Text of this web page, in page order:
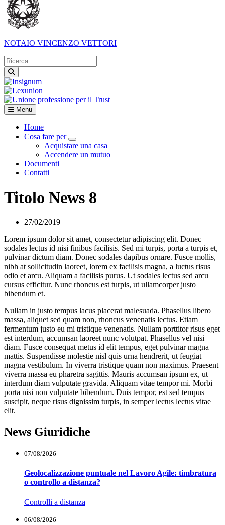
NOTAIO VINCENZO VETTORI
Menu
Home
Cosa fare per
Visualizza menù di secondo livello
Acquistare una casa
Accendere un mutuo
Documenti
Contatti
Titolo News 8
27/02/2019
Lorem ipsum dolor sit amet, consectetur adipiscing elit. Donec
sodales lectus id nisi finibus facilisis. Sed mi turpis, porta a turpis et,
pulvinar dictum diam. Donec sodales dapibus ornare. Fusce mollis,
nibh at sollicitudin laoreet, lorem ex facilisis magna, a luctus risus
odio et arcu. Aliquam a facilisis purus. Ut sodales lectus sed arcu
cursus efficitur. Nunc rhoncus est turpis, ut ullamcorper justo
bibendum et.
Nullam in justo tempus lacus placerat malesuada. Phasellus libero
massa, aliquet sed quam non, rhoncus venenatis lectus. Etiam
fermentum justo eu mi tristique venenatis. Nullam porttitor risus eget
est interdum, accumsan laoreet nunc volutpat. Phasellus vel nisi
diam. Fusce consequat metus id elit tempus, eget pulvinar magna
mattis. Suspendisse molestie nisl quis urna hendrerit, ut feugiat
magna vestibulum. In viverra tristique quam non maximus. Praesent
viverra massa eu pharetra sagittis. Mauris accumsan ipsum ex, ut
interdum diam vulputate gravida. Aliquam vitae tempor mi. Morbi
porta nisi non vulputate bibendum. Duis tempor, est sed tempus
suscipit, neque risus dignissim turpis, in semper lectus lectus vitae
elit.
News Giuridiche
07/08/2026
Geolocalizzazione puntuale nel Lavoro Agile: timbratura
o controllo a distanza?
Controlli a distanza
06/08/2026